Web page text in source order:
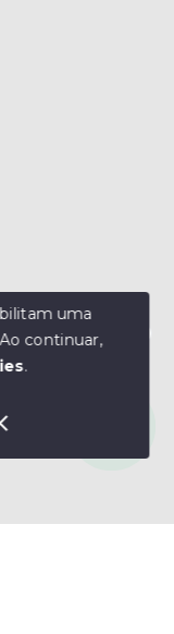
para te ajudar.
-
uma
Ao continuar,
.